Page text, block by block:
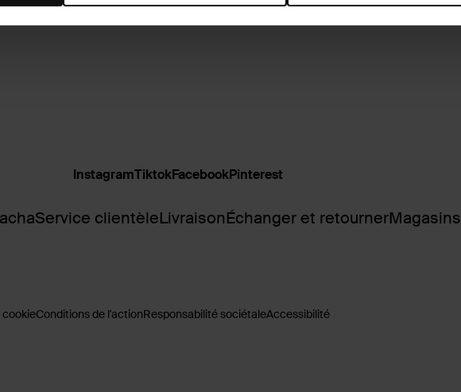
? Alors vous êtes aussi à la bonne adresse chez Sacha.
Service clientèleLivraisonÉchanger et retournerMagasins
InstagramTiktokFacebookPinterest
cookieConditions de l'actionResponsabilité sociétaleAccessibilité